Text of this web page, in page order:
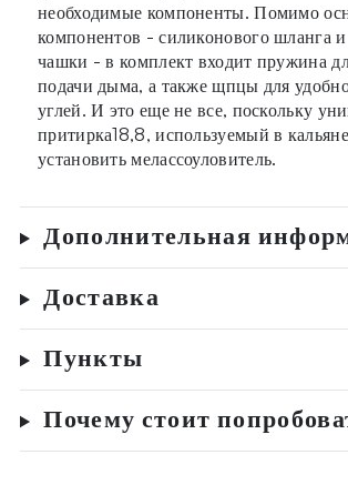
необходимые компоненты. Помимо
компонентов - силиконового шланга
чашки - в комплект входит пружина
подачи дыма, а также щпцы для
углей. И это еще не все, поскольку
притирка18,8, используемый в
установить мелассоуловитель.
Дополнительная
Доставка
Пункты
Почему стоит